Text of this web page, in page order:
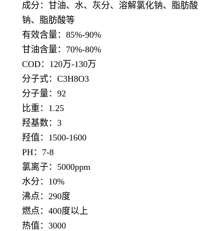
成分：甘油、水、灰分、溶解氯化钠、脂肪酸
钠、脂肪酸等
有效含量：85%-90%
甘油含量：70%-80%
COD：120万-130万
分子式：C3H8O3
分子量：92
比重：1.25
羟基数：3
羟值：1500-1600
PH：7-8
氯离子：5000ppm
水分：10%
沸点：290度
燃点：400度以上
热值：3000